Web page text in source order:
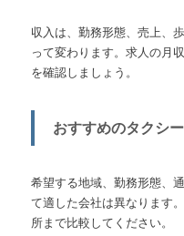
収入は、勤務形態、売上、
って変わります。求人の月
を確認しましょう。
おすすめのタクシ
希望する地域、勤務形態、
て適した会社は異なります
所まで比較してください。